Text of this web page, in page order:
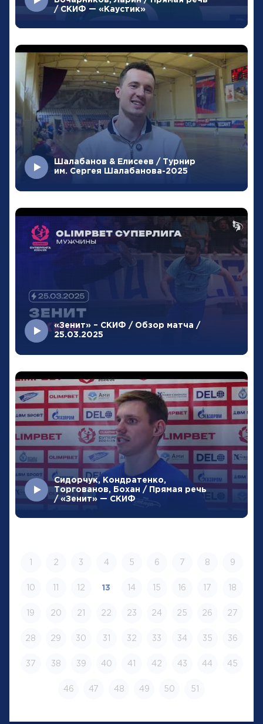
/ СКИФ — «Каустик»
Шалабанов & Елисеев / Турнир
им. Сергея Шалабанова-2025
«Зенит» – СКИФ / Обзор матча /
25.03.2025
Сидорчук, Кондратенко,
Торгованов, Бохан / Прямая речь
/ «Зенит» — СКИФ
2 3 4 5 6 7 8 9
10 12 13 14 15 16 17 18
19 20 21 22 23 24 25 26 27
28 29 30 31 32 33 34 35 36
37 38 39 40 41 42 43 44 45
46 47 48 49 50 51